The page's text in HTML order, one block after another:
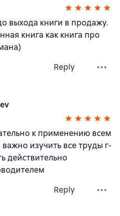
выхода книги в продажу.
книга как книга про
Reply
к применению всем
изучить все труды г-
действительно
Reply